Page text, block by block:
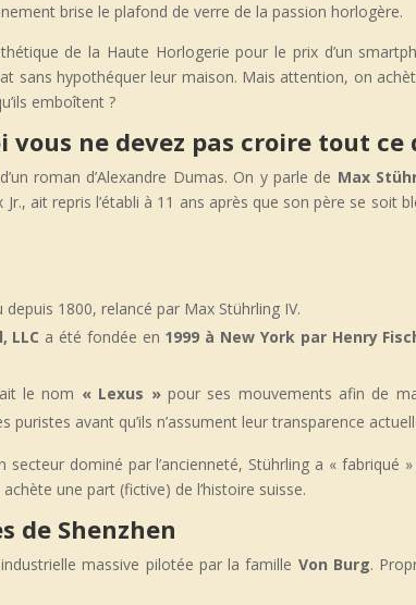
brise le plafond de verre de la passion horlogère.
de la Haute Horlogerie pour le prix d’un
sans hypothéquer leur maison. Mais attention, on
emboîtent ?
ne devez pas croire tout ce
roman d’Alexandre Dumas. On y parle de Max
ait repris l’établi à 11 ans après que son père se soit
1800, relancé par Max Stührling IV.
LLC a été fondée en 1999 à New York par Henry
le nom « Lexus »pour ses mouvements afin de
avant qu’ils n’assument leur transparence
dominé par l’ancienneté, Stührling a « fabriqué
une part (fictive) de l’histoire suisse.
de Shenzhen
massive pilotée par la famille Von Burg.